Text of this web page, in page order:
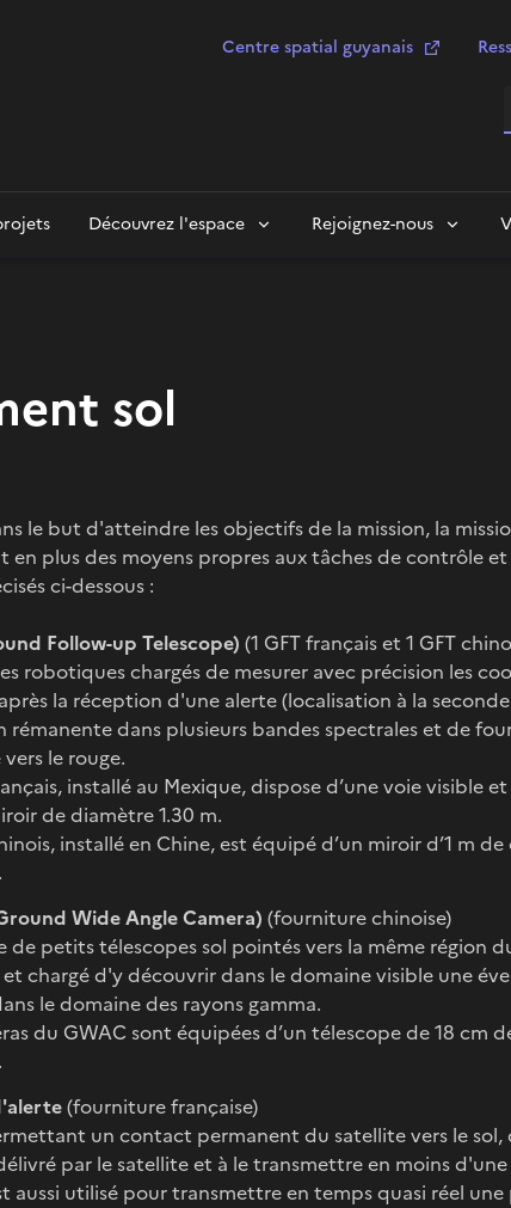
Centre spatial guyanais
Découvrez l'espace Rejoignez-nous
sol
le but d'atteindre les objectifs de la mission, la
en plus des moyens propres aux tâches de contrôle
ci-dessous :
Follow-up Telescope) (1 GFT français et 1 GFT
robotiques chargés de mesurer avec précision les
la réception d'une alerte (localisation à la
rémanente dans plusieurs bandes spectrales et de
le rouge.
installé au Mexique, dispose d’une voie visible
de diamètre 1.30 m.
installé en Chine, est équipé d’un miroir d’1 m
Wide Angle Camera) (fourniture chinoise)
de petits télescopes sol pointés vers la même région
et chargé d'y découvrir dans le domaine visible une
le domaine des rayons gamma.
du GWAC sont équipées d’un télescope de 18 cm
(fourniture française)
un contact permanent du satellite vers le
par le satellite et à le transmettre en moins
aussi utilisé pour transmettre en temps quasi réel